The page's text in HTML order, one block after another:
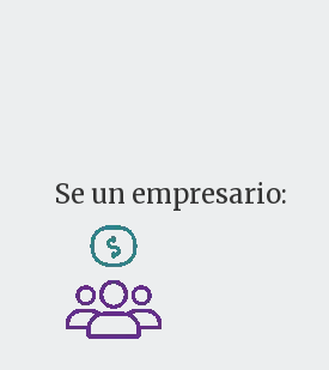
Se un empresario: